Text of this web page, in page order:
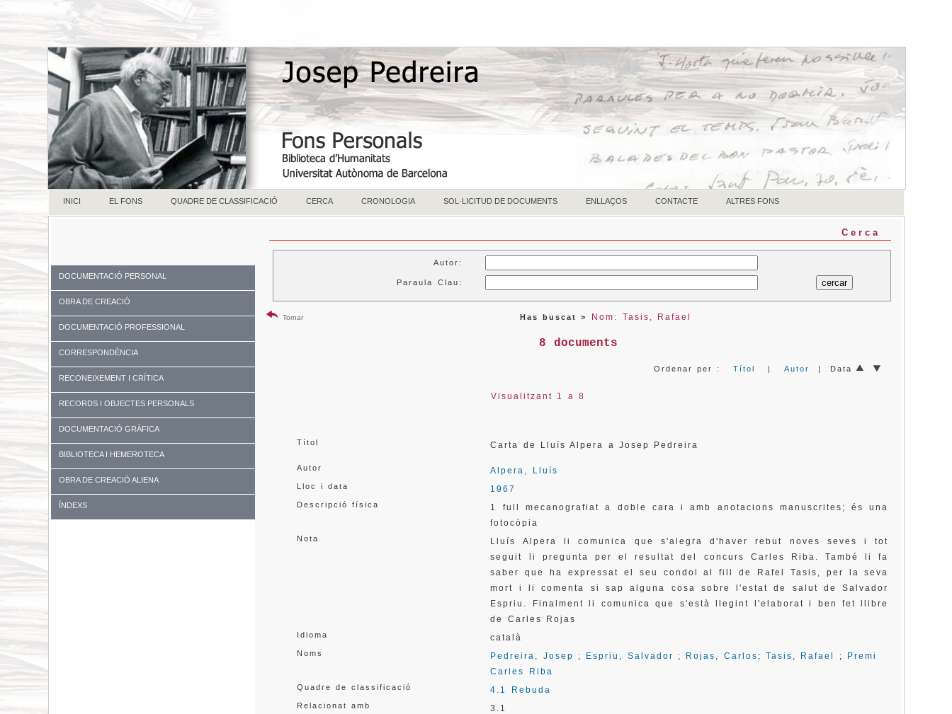
INICI EL FONS QUADRE DE CLASSIFICACIÓ CERCA CRONOLOGIA SOL·LICITUD DE DOCUMENTS ENLLAÇOS CONTACTE ALTRES FONS
DOCUMENTACIÓ PERSONAL
OBRA DE CREACIÓ
DOCUMENTACIÓ PROFESSIONAL
CORRESPONDÈNCIA
RECONEIXEMENT I CRÍTICA
RECORDS I OBJECTES PERSONALS
DOCUMENTACIÓ GRÀFICA
BIBLIOTECA I HEMEROTECA
OBRA DE CREACIÓ ALIENA
ÍNDEXS
Cerca
Autor:
Paraula Clau:
Tornar Has buscat > Nom: Tasis, Rafael
8 documents
Ordenar per :Títol |Autor | Data
Visualitzant 1 a 8
Títol Carta de Lluís Alpera a Josep Pedreira
Autor Alpera, Lluís
Lloc i data 1967
Descripció física
1 full mecanografiat a doble cara i amb anotacions manuscrites; és una
fotocòpia
Nota
Lluís Alpera li comunica que s'alegra d'haver rebut noves seves i tot
seguit li pregunta per el resultat del concurs Carles Riba. També li fa
saber que ha expressat el seu condol al fill de Rafel Tasis, per la seva
mort i li comenta si sap alguna cosa sobre l'estat de salut de Salvador
Espriu. Finalment li comunica que s'està llegint l'elaborat i ben fet llibre
de Carles Rojas
Idioma català
Noms Pedreira, Josep ; Espriu, Salvador ; Rojas, Carlos ; Tasis, Rafael ;
Premi
Carles Riba
Quadre de classificació 4.1 Rebuda
Relacionat amb 3.1